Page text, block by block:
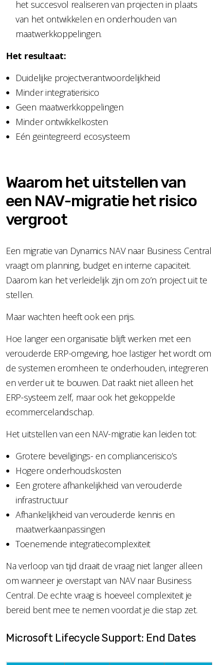
het succesvol realiseren van projecten in plaats
van het ontwikkelen en onderhouden van
maatwerkkoppelingen.
Het resultaat:
Duidelijke projectverantwoordelijkheid
Minder integratierisico
Geen maatwerkkoppelingen
Minder ontwikkelkosten
Eén geïntegreerd ecosysteem
Waarom het uitstellen van
een NAV-migratie het risico
vergroot
Een migratie van Dynamics NAV naar Business Central
vraagt om planning, budget en interne capaciteit.
Daarom kan het verleidelijk zijn om zo’n project uit te
stellen.
Maar wachten heeft ook een prijs.
Hoe langer een organisatie blijft werken met een
verouderde ERP-omgeving, hoe lastiger het wordt om
de systemen eromheen te onderhouden, integreren
en verder uit te bouwen. Dat raakt niet alleen het
ERP-systeem zelf, maar ook het gekoppelde
ecommercelandschap.
Het uitstellen van een NAV-migratie kan leiden tot:
Grotere beveiligings- en compliancerisico’s
Hogere onderhoudskosten
Een grotere afhankelijkheid van verouderde
infrastructuur
Afhankelijkheid van verouderde kennis en
maatwerkaanpassingen
Toenemende integratiecomplexiteit
Na verloop van tijd draait de vraag niet langer alleen
om wanneer je overstapt van NAV naar Business
Central. De echte vraag is hoeveel complexiteit je
bereid bent mee te nemen voordat je die stap zet.
Microsoft Lifecycle Support: End Dates